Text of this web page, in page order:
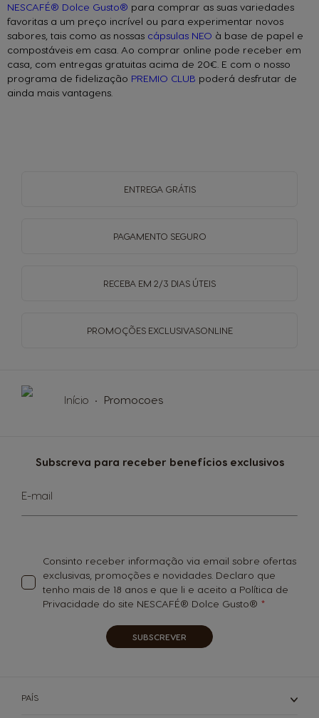
NESCAFÉ® Dolce Gusto® para comprar as suas variedades
favoritas a um preço incrível ou para experimentar novos
sabores, tais como as nossas cápsulas NEO à base de papel e
compostáveis em casa. Ao comprar online pode receber em
casa, com entregas gratuitas acima de 20€. E com o nosso
programa de fidelização PREMIO CLUB poderá desfrutar de
ainda mais vantagens.
ENTREGA GRÁTIS
PAGAMENTO SEGURO
RECEBA EM 2/3 DIAS ÚTEIS
PROMOÇÕES EXCLUSIVASONLINE
Início Promocoes
Subscreva para receber benefícios exclusivos
Subscreva
a
nossa
E-mail
Consinto receber informação via email sobre ofertas
exclusivas, promoções e novidades. Declaro que
tenho mais de 18 anos e que li e aceito a Política de
Privacidade do site NESCAFÉ® Dolce Gusto®
SUBSCREVER
PAÍS